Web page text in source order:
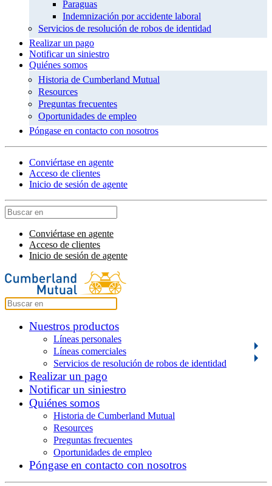
Paraguas
Indemnización por accidente laboral
Servicios de resolución de robos de identidad
Realizar un pago
Notificar un siniestro
Quiénes somos
Historia de Cumberland Mutual
Resources
Preguntas frecuentes
Oportunidades de empleo
Póngase en contacto con nosotros
Conviértase en agente
Acceso de clientes
Inicio de sesión de agente
Conviértase en agente
Acceso de clientes
Inicio de sesión de agente
Nuestros productos
Líneas personales
Líneas comerciales
Servicios de resolución de robos de identidad
Realizar un pago
Notificar un siniestro
Quiénes somos
Historia de Cumberland Mutual
Resources
Preguntas frecuentes
Oportunidades de empleo
Póngase en contacto con nosotros